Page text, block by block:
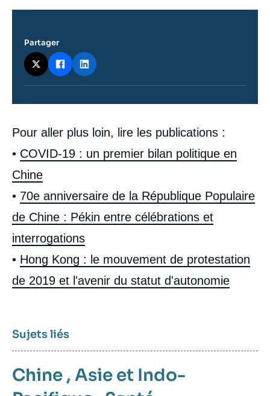
Contenu
intervention
médiatique
Pour aller plus loin, lire les publications :
• COVID-19 : un premier bilan politique en
Chine
• 70e anniversaire de la République Populaire
de Chine : Pékin entre célébrations et
interrogations
• Hong Kong : le mouvement de protestation
de 2019 et l'avenir du statut d'autonomie
Partager
Sujets liés
Chine , Asie et Indo-